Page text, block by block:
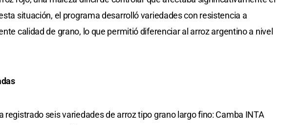
situación, el programa desarrolló variedades con resistencia a
calidad de grano, lo que permitió diferenciar al arroz argentino a nivel
registrado seis variedades de arroz tipo grano largo fino: Camba INTA